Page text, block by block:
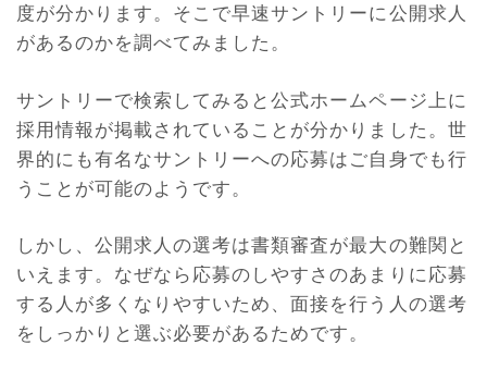
度が分かります。そこで早速サントリーに公開求人
があるのかを調べてみました。
サントリーで検索してみると公式ホームページ上に
採用情報が掲載されていることが分かりました。世
界的にも有名なサントリーへの応募はご自身でも行
うことが可能のようです。
しかし、公開求人の選考は書類審査が最大の難関と
いえます。なぜなら応募のしやすさのあまりに応募
する人が多くなりやすいため、面接を行う人の選考
をしっかりと選ぶ必要があるためです。